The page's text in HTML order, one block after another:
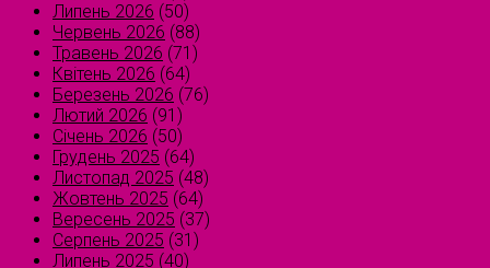
Липень 2026 (50)
Червень 2026 (88)
Травень 2026 (71)
Квітень 2026 (64)
Березень 2026 (76)
Лютий 2026 (91)
Січень 2026 (50)
Грудень 2025 (64)
Листопад 2025 (48)
Жовтень 2025 (64)
Вересень 2025 (37)
Серпень 2025 (31)
Липень 2025 (40)